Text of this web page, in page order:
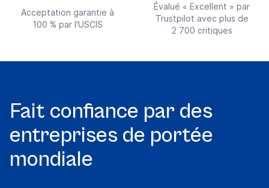
Acceptation garantie à
100 % par l'USCIS
Évalué « Excellent » par
Trustpilot avec plus de
2 700 critiques
Fait confiance par des
entreprises de portée
mondiale